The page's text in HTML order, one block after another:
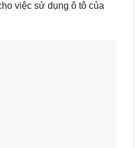
việc sử dụng ô tô của